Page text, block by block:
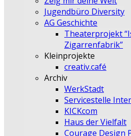
Jugendbüro Diversity
AG Geschichte
Theaterprojekt
Zigarrenfabrik”
Kleinprojekte
creativ.café
Archiv
WerkStadt
Servicestelle
KICKcom
Haus der Vielfalt
Courage Design